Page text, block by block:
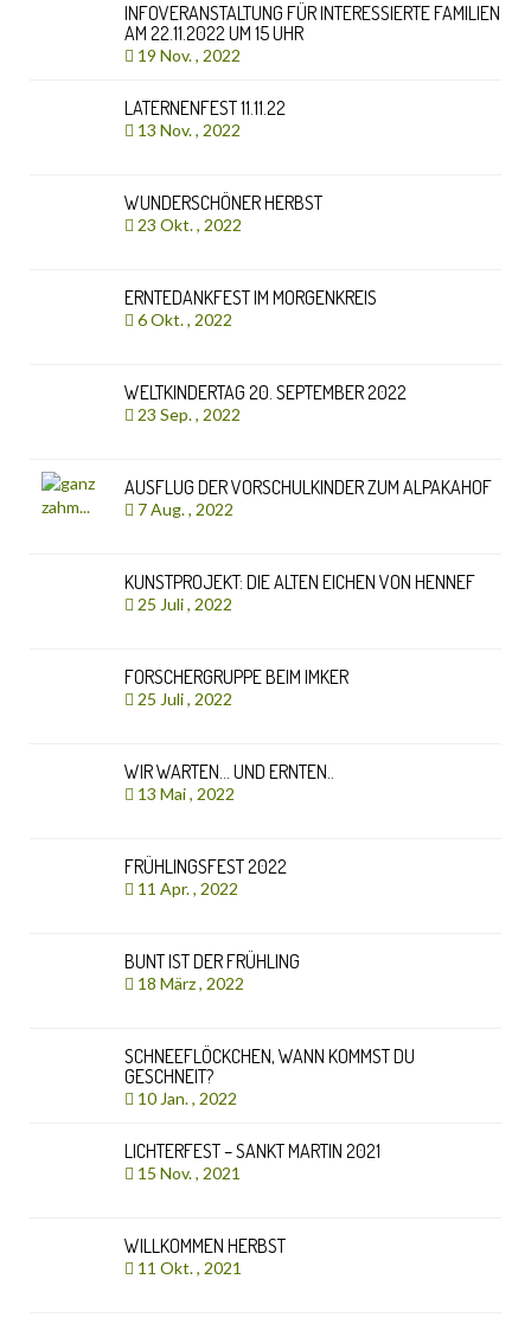
INFOVERANSTALTUNG FÜR INTERESSIERTE FAMILIEN
AM 22.11.2022 UM 15 UHR
19 Nov. , 2022
LATERNENFEST 11.11.22
13 Nov. , 2022
WUNDERSCHÖNER HERBST
23 Okt. , 2022
ERNTEDANKFEST IM MORGENKREIS
6 Okt. , 2022
WELTKINDERTAG 20. SEPTEMBER 2022
23 Sep. , 2022
AUSFLUG DER VORSCHULKINDER ZUM ALPAKAHOF
7 Aug. , 2022
KUNSTPROJEKT: DIE ALTEN EICHEN VON HENNEF
25 Juli , 2022
FORSCHERGRUPPE BEIM IMKER
25 Juli , 2022
WIR WARTEN… UND ERNTEN..
13 Mai , 2022
FRÜHLINGSFEST 2022
11 Apr. , 2022
BUNT IST DER FRÜHLING
18 März , 2022
SCHNEEFLÖCKCHEN, WANN KOMMST DU
GESCHNEIT?
10 Jan. , 2022
LICHTERFEST – SANKT MARTIN 2021
15 Nov. , 2021
WILLKOMMEN HERBST
11 Okt. , 2021